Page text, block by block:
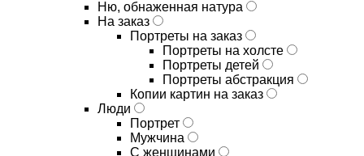
Ню, обнаженная натура
На заказ
Портреты на заказ
Портреты на холсте
Портреты детей
Портреты абстракция
Копии картин на заказ
Люди
Портрет
Мужчина
С женщинами